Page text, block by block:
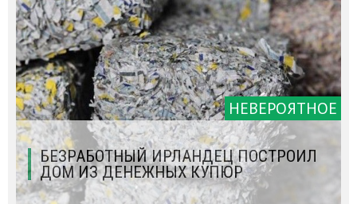
НЕВЕРОЯТНОЕ
БЕЗРАБОТНЫЙ ИРЛАНДЕЦ ПОСТРОИЛ
ДОМ ИЗ ДЕНЕЖНЫХ КУПЮР